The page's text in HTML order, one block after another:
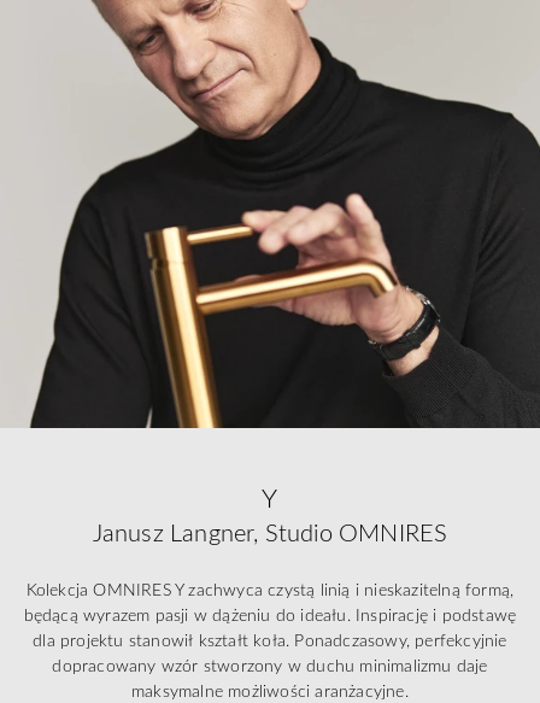
Y
Janusz Langner, Studio OMNIRES
Kolekcja OMNIRES Y zachwyca czystą linią i nieskazitelną formą,
będącą wyrazem pasji w dążeniu do ideału. Inspirację i podstawę
dla projektu stanowił kształt koła. Ponadczasowy, perfekcyjnie
dopracowany wzór stworzony w duchu minimalizmu daje
maksymalne możliwości aranżacyjne.